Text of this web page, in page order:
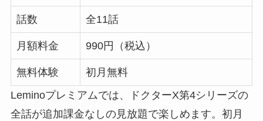
話数 全11話
月額料金 990円（税込）
無料体験
初月無料
Leminoプレミアムでは、ドクターX第4シリーズの
全話が追加課金なしの見放題で楽しめます。初月